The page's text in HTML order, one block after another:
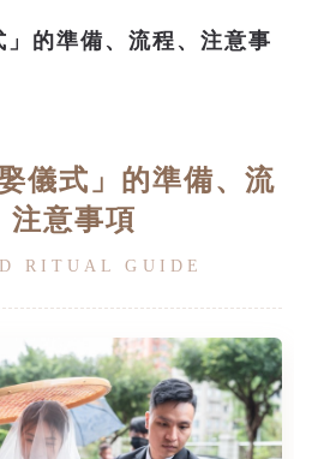
的準備、流程、注意事
儀式」的準備、流
注意事項
RITUAL GUIDE